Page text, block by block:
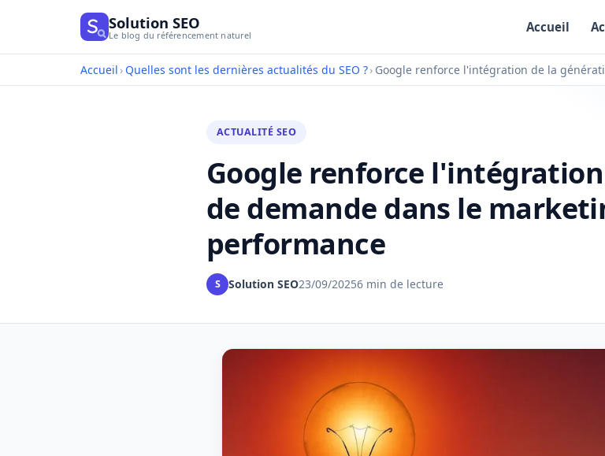
Solution SEO
Le blog du référencement naturel
Accueil
Accueil › Quelles sont les dernières actualités du SEO ?› Google renforce l'intégration de la
ACTUALITÉ SEO
Google renforce
de demande dans le
performance
S Solution SEO23/09/20256 min de lecture